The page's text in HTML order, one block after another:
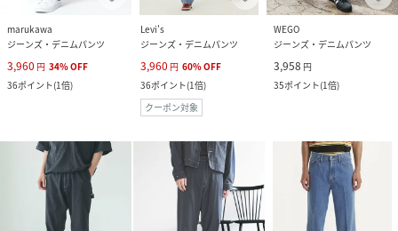
marukawa
ジーンズ・デニムパンツ
3,960 円 34%OFF
36ポイント(1倍)
Levi's
ジーンズ・デニムパンツ
3,960 円 60%OFF
36ポイント(1倍)
クーポン対象
WEGO
ジーンズ・デニムパンツ
3,958 円
35ポイント(1倍)